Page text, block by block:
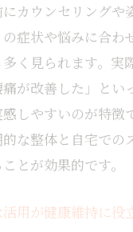
で実感できる筋肉の
る肩こり緩和のた
動習慣によるコリ
整体を活用した慢性
で日常の不調を防ぐア
カウンセリングや
症状や悩みに合わ
く見られます。実
が改善した」とい
しやすいのが特徴
な整体と自宅での
とが効果的です。
用が健康維持に役